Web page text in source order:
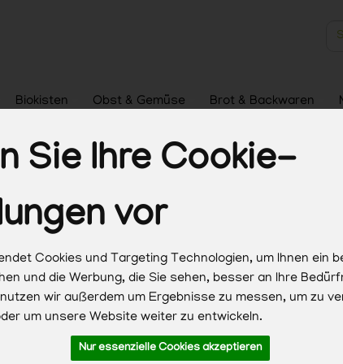
Sie Ihre Cookie-
vor
Cookies und Targeting Technologien, um Ihnen ein
und die Werbung, die Sie sehen, besser an Ihre
wir außerdem um Ergebnisse zu messen, um zu
um unsere Website weiter zu entwickeln.
Nur essenzielle Cookies akzeptieren
Biokisten Obst & Gemüse Brot & Backwaren
Haushalt & Pflege
Hersteller Ernährung Allergene